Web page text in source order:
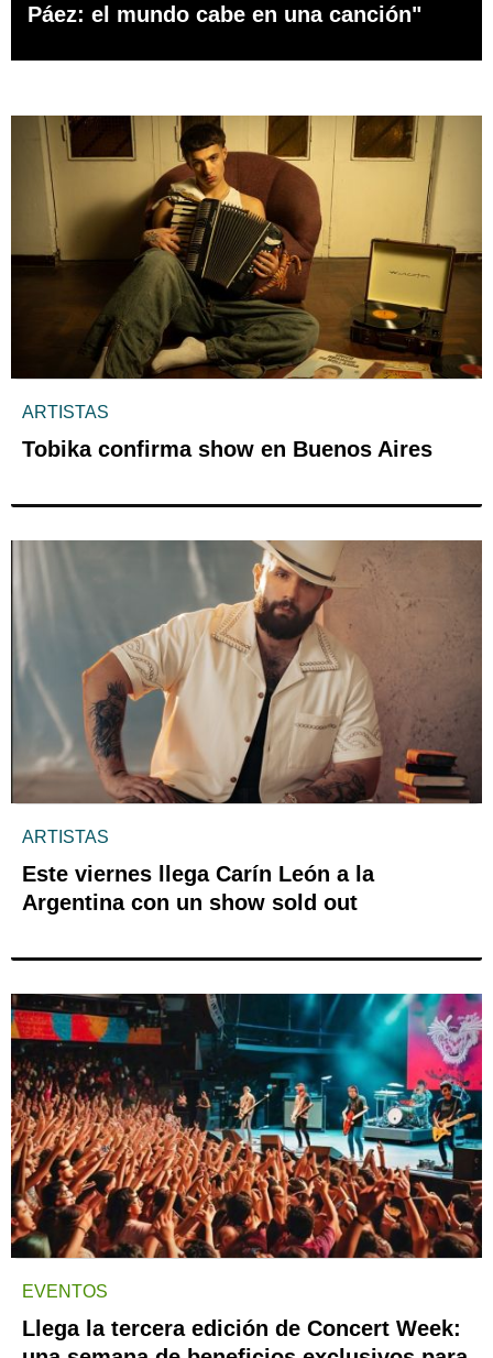
Páez: el mundo cabe en una canción"
ARTISTAS
Tobika confirma show en Buenos Aires
ARTISTAS
Este viernes llega Carín León a la
Argentina con un show sold out
EVENTOS
Llega la tercera edición de Concert Week: